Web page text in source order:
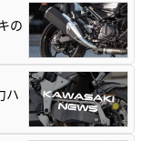
の
ハ